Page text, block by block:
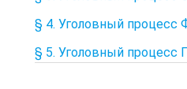
§ 4. Уголовный процесс
§ 5. Уголовный процесс